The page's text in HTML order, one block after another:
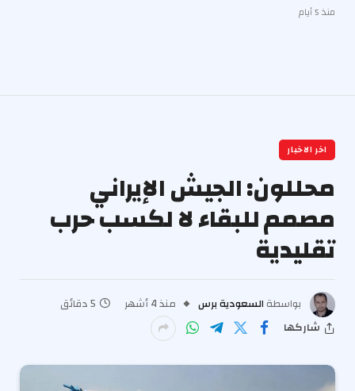
منذ 5 أيام
اخر الاخبار
محللون: الجيش الإيراني
مصمم للبقاء لا لكسب حرب
تقليدية
بواسطة السعودية برس منذ 4 أشهر
5 دقائق
شاركها